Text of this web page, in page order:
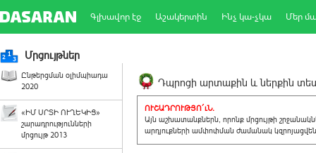
Գլխավոր էջ Աշակերտին Ինչ կա-չկա Մեր
Մրցույթներ
Ընթերցման օլիմպիադա
2020
«ԻՄ ՍՐՏԻ ՈՒՂԵԿԻՑ»
շարադրությունների
մրցույթ 2013
Դպրոցի արտաքին և ներքին
ՈՒՇԱԴՐՈՒԹՅՈ´ւՆ.
Այն աշխատանքներն, որոնք մրցույթի
արդյուքների ամփոփման ժամանակ